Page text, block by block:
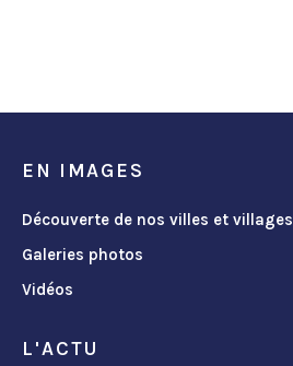
EN IMAGES
Découverte de nos villes et villages
Galeries photos
Vidéos
L'ACTU